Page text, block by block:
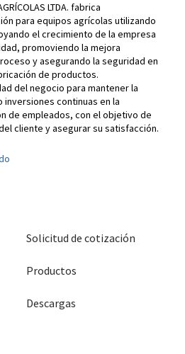
Solicitud de cotización
Productos
Descargas
LTDA. fabrica
para equipos agrícolas utilizando
el crecimiento de la empresa
promoviendo la mejora
y asegurando la seguridad en
de productos.
del negocio para mantener la
continuas en la
de empleados, con el objetivo de
cliente y asegurar su satisfacción.